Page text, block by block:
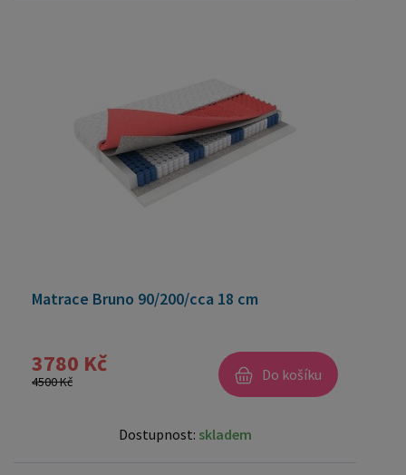
Matrace Bruno 90/200/cca 18 cm
3780 Kč
4500 Kč Do košíku
Dostupnost: skladem